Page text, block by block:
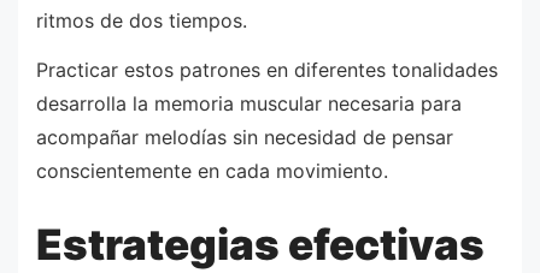
ritmos de dos tiempos.
Practicar estos patrones en diferentes tonalidades
desarrolla la memoria muscular necesaria para
acompañar melodías sin necesidad de pensar
conscientemente en cada movimiento.
Estrategias efectivas